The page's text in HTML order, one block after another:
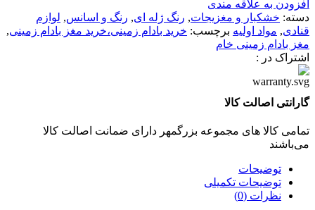
افزودن به علاقه مندی
دسته: خشکبار و مغزیجات, رنگ ژله ای, رنگ و اسانس, لوازم
قنادی, مواد اولیه برچسب: خرید بادام زمینی،خرید مغز بادام زمینی,
مغز بادام زمینی خام
اشتراک در :
گارانتی اصالت کالا
تمامی کالا های مجموعه بزرگمهر دارای ضمانت اصالت کالا
می‌باشند
توضیحات
توضیحات تکمیلی
نظرات (0)